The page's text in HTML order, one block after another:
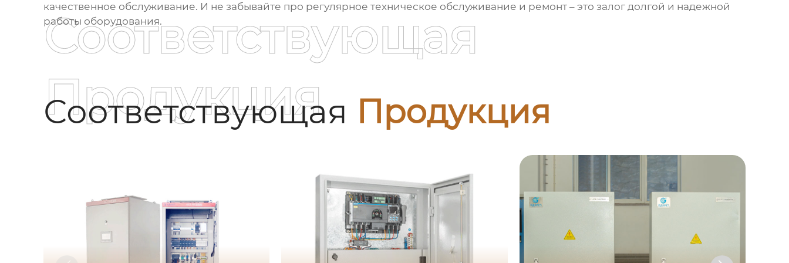
качественное обслуживание. И не забывайте про регулярное техническое обслуживание и ремонт – это залог долгой и надежной
работы оборудования.
Соответствующая Продукция
Соответствующая
Продукция